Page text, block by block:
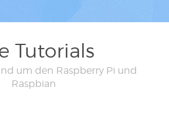
Tutorials
um den Raspberry Pi und
Raspbian